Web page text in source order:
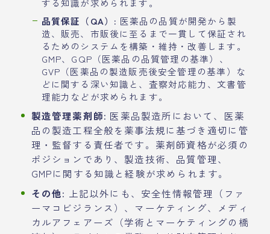
する知識が求められます。
品質保証（QA）: 医薬品の品質が開発から製
造、販売、市販後に至るまで一貫して保証され
るためのシステムを構築・維持・改善します。
GMP、GQP（医薬品の品質管理の基準）、
GVP（医薬品の製造販売後安全管理の基準）な
どに関する深い知識と、査察対応能力、文書管
理能力などが求められます。
製造管理薬剤師: 医薬品製造所において、医薬
品の製造工程全般を薬事法規に基づき適切に管
理・監督する責任者です。薬剤師資格が必須の
ポジションであり、製造技術、品質管理、
GMPに関する知識と経験が求められます。
その他:
上記以外にも、安全性情報管理（ファ
ーマコビジランス）、マーケティング、メディ
カルアフェアーズ（学術とマーケティングの橋